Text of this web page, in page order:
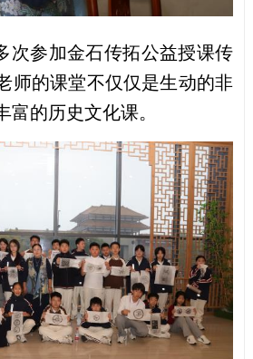
参加金石传拓公益授课传
师的课堂不仅仅是生动的非
富的历史文化课。